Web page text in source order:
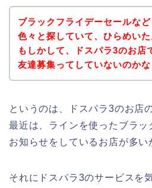
ブラックフライデーセールな
色々と探していて、ひらめいた
もしかして、ドスパラ3のお店
友達募集ってしていないのかな
というのは、ドスパラ3のお店
最近は、ラインを使ったブラ
お知らせをしているお店が多い
それにドスパラ3のサービスを